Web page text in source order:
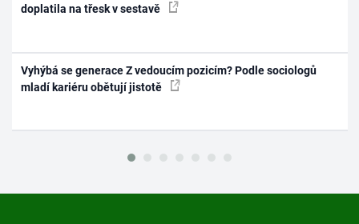
doplatila na třesk v sestavě
Vyhýbá se generace Z vedoucím pozicím? Podle sociologů
mladí kariéru obětují jistotě